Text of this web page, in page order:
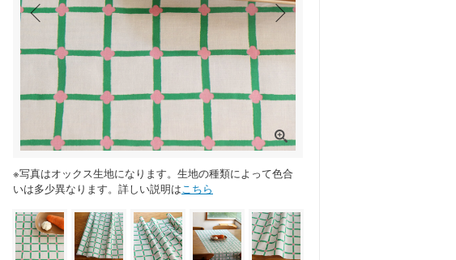
※写真はオックス生地になります。生地の種類によって色合
いは多少異なります。詳しい説明はこちら